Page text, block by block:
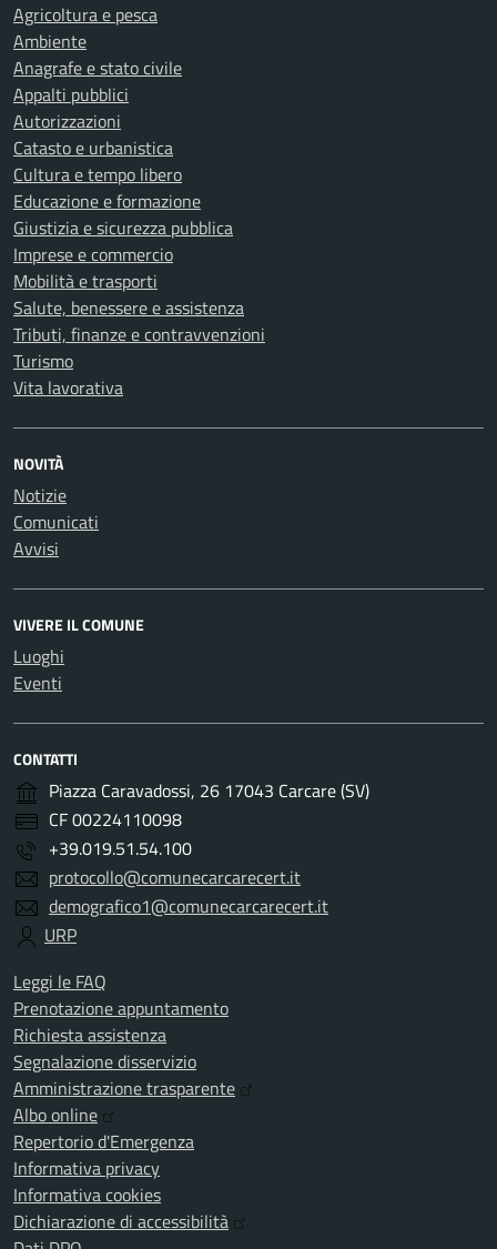
Agricoltura e pesca
Ambiente
Anagrafe e stato civile
Appalti pubblici
Autorizzazioni
Catasto e urbanistica
Cultura e tempo libero
Educazione e formazione
Giustizia e sicurezza pubblica
Imprese e commercio
Mobilità e trasporti
Salute, benessere e assistenza
Tributi, finanze e contravvenzioni
Turismo
Vita lavorativa
NOVITÀ
Notizie
Comunicati
Avvisi
VIVERE IL COMUNE
Luoghi
Eventi
CONTATTI
Piazza Caravadossi, 26 17043 Carcare (SV)
CF 00224110098
+39.019.51.54.100
protocollo@comunecarcarecert.it
demografico1@comunecarcarecert.it
URP
Leggi le FAQ
Prenotazione appuntamento
Richiesta assistenza
Segnalazione disservizio
Amministrazione trasparente
Albo online
Repertorio d'Emergenza
Informativa privacy
Informativa cookies
Dichiarazione di accessibilità